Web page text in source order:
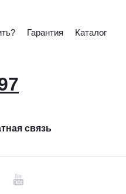
Гарантия Каталог
связь